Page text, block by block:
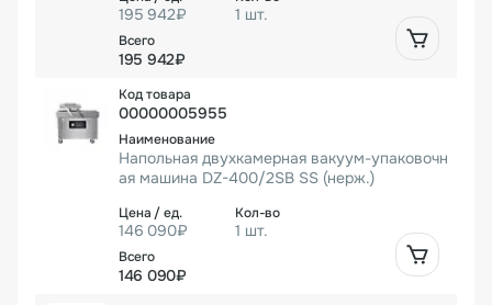
195 942₽ 1 шт.
195 942₽
00000005955
Напольная двухкамерная вакуум-упаковочн
ая машина DZ-400/2SB SS (нерж.)
146 090₽ 1 шт.
146 090₽